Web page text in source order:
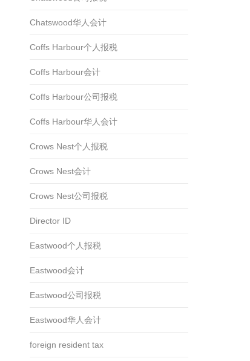
Chatswood华人会计
Coffs Harbour个人报税
Coffs Harbour会计
Coffs Harbour公司报税
Coffs Harbour华人会计
Crows Nest个人报税
Crows Nest会计
Crows Nest公司报税
Director ID
Eastwood个人报税
Eastwood会计
Eastwood公司报税
Eastwood华人会计
foreign resident tax